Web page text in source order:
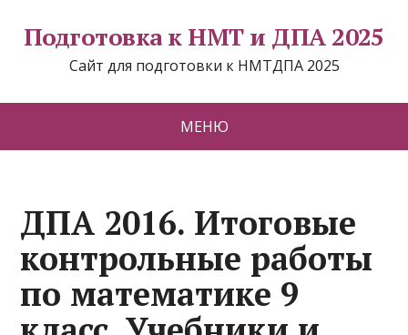
Подготовка к НМТ и ДПА 2025
Сайт для подготовки к НМТДПА 2025
МЕНЮ
ДПА 2016. Итоговые
контрольные работы
по математике 9